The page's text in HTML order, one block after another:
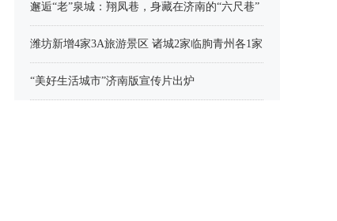
邂逅“老”泉城：翔凤巷，身藏在济南的“六尺巷”
潍坊新增4家3A旅游景区 诸城2家临朐青州各1家
“美好生活城市”济南版宣传片出炉